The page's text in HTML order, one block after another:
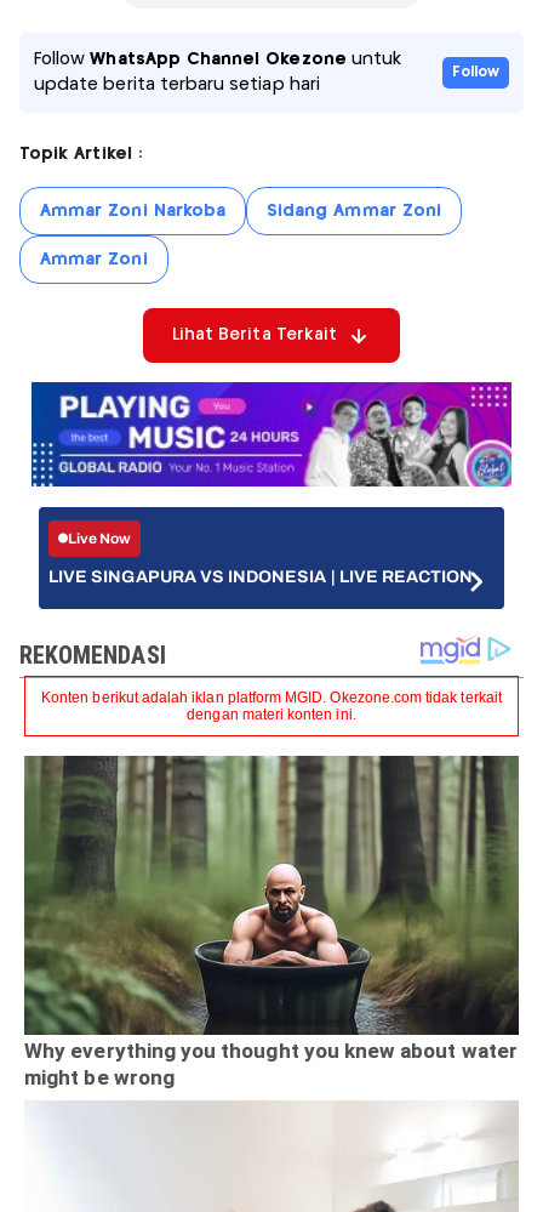
FollowWhatsApp Channel Okezone untuk
update berita terbaru setiap hari
Follow
Topik Artikel :
Ammar Zoni Narkoba Sidang Ammar Zoni
Ammar Zoni
Lihat Berita Terkait
Live Now
LIVE SINGAPURA VS INDONESIA | LIVE REACTION